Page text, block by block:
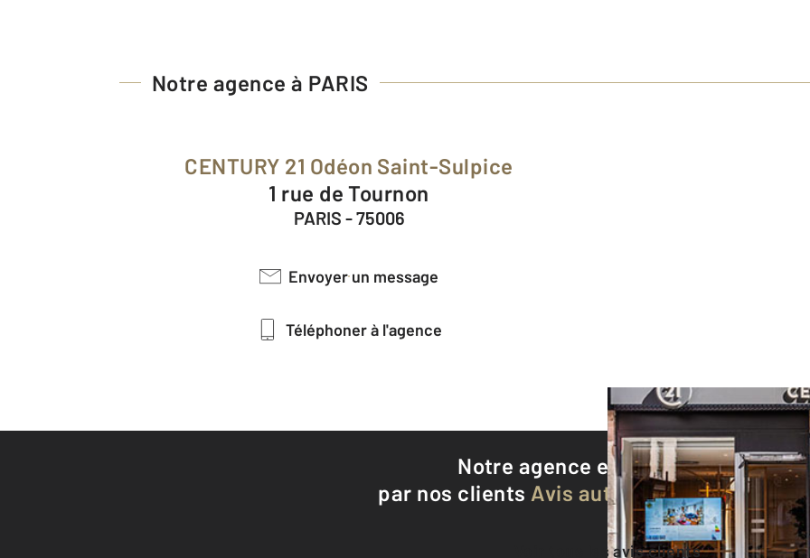
Notre agence à PARIS
CENTURY 21 Odéon Saint-Sulpice
1 rue de Tournon
PARIS - 75006
Envoyer un message
Téléphoner à l'agence
Notre agence est notée9,6/10
par nos clients Avis authentifiés par
Voir tous les avis clients